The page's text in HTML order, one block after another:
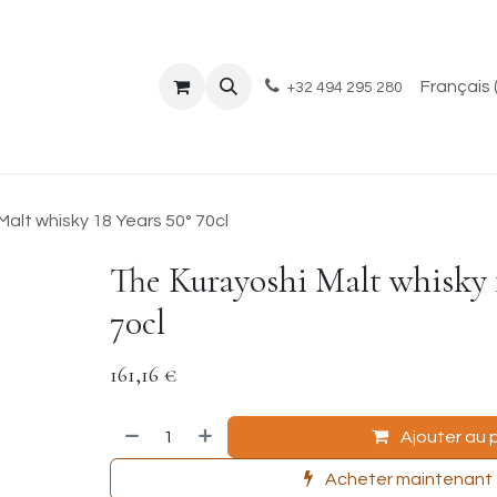
Événements À propos Blog
+32 494 295 280 Français
whisky 18 Years 50° 70cl
The Kurayoshi Malt whisky
70cl
161,16 €
Ajouter au
Acheter maintenant